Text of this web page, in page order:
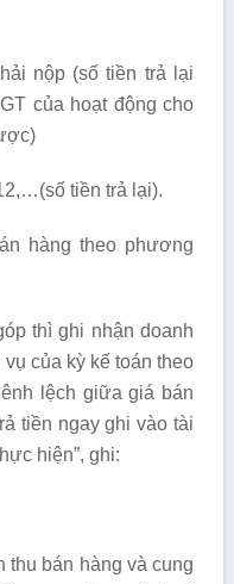
nộp (số tiền trả lại
của hoạt động cho
tiền trả lại).
hàng theo phương
thì ghi nhận doanh
của kỳ kế toán theo
lệch giữa giá bán
tiền ngay ghi vào tài
hiện”, ghi:
hàng và cung